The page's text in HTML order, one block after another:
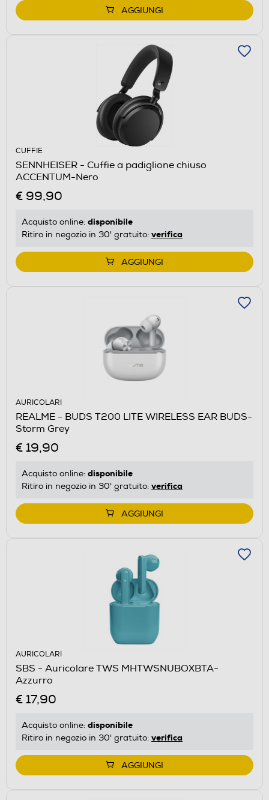
AGGIUNGI
CUFFIE
SENNHEISER - Cuffie a padiglione chiuso
ACCENTUM-Nero
€ 99,90
Acquisto online: disponibile
Ritiro in negozio in 30' gratuito: verifica
AGGIUNGI
AURICOLARI
REALME - BUDS T200 LITE WIRELESS EAR BUDS-
Storm Grey
€ 19,90
Acquisto online: disponibile
Ritiro in negozio in 30' gratuito: verifica
AGGIUNGI
AURICOLARI
SBS - Auricolare TWS MHTWSNUBOXBTA-
Azzurro
€ 17,90
Acquisto online: disponibile
Ritiro in negozio in 30' gratuito: verifica
AGGIUNGI